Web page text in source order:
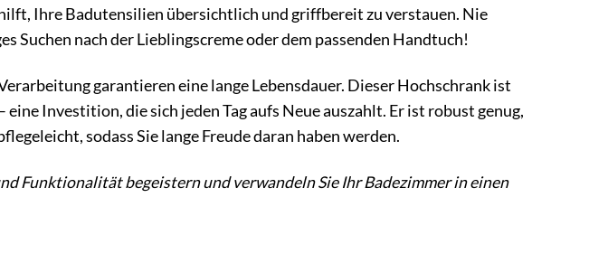
Ihre Badutensilien übersichtlich und griffbereit zu verstauen. Nie
Suchen nach der Lieblingscreme oder dem passenden Handtuch!
garantieren eine lange Lebensdauer. Dieser Hochschrank ist
Investition, die sich jeden Tag aufs Neue auszahlt. Er ist robust genug,
sodass Sie lange Freude daran haben werden.
Funktionalität begeistern und verwandeln Sie Ihr Badezimmer in einen